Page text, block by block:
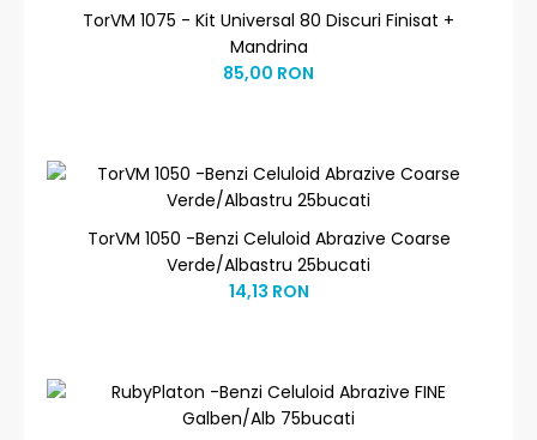
TorVM 1075 - Kit Universal 80 Discuri Finisat +
Mandrina
85,00 RON
TorVM 1050 -Benzi Celuloid Abrazive Coarse
Verde/Albastru 25bucati
14,13 RON